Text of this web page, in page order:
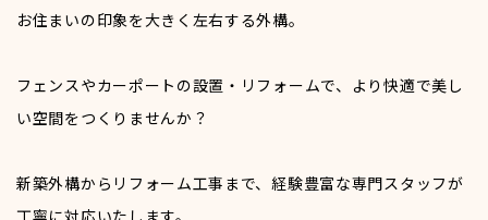
パートタイム
募集職種一覧
先輩の声
お住まいの印象を大きく左右する外構。
フェンスやカーポートの設置・リフォームで、より快適で美し
い空間をつくりませんか？
新築外構からリフォーム工事まで、経験豊富な専門スタッフが
丁寧に対応いたします。